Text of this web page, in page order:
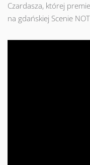
Czardasza, której
na gdańskiej Scenie